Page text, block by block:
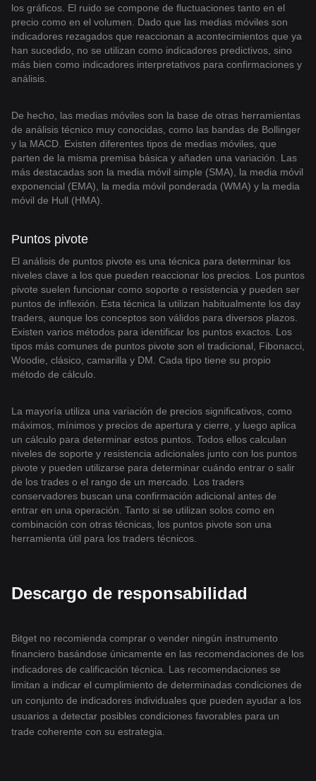
los gráficos. El ruido se compone de fluctuaciones tanto en el
precio como en el volumen. Dado que las medias móviles son
indicadores rezagados que reaccionan a acontecimientos que ya
han sucedido, no se utilizan como indicadores predictivos, sino
más bien como indicadores interpretativos para confirmaciones y
análisis.
De hecho, las medias móviles son la base de otras herramientas
de análisis técnico muy conocidas, como las bandas de Bollinger
y la MACD. Existen diferentes tipos de medias móviles, que
parten de la misma premisa básica y añaden una variación. Las
más destacadas son la media móvil simple (SMA), la media móvil
exponencial (EMA), la media móvil ponderada (WMA) y la media
móvil de Hull (HMA).
Puntos pivote
El análisis de puntos pivote es una técnica para determinar los
niveles clave a los que pueden reaccionar los precios. Los puntos
pivote suelen funcionar como soporte o resistencia y pueden ser
puntos de inflexión. Esta técnica la utilizan habitualmente los day
traders, aunque los conceptos son válidos para diversos plazos.
Existen varios métodos para identificar los puntos exactos. Los
tipos más comunes de puntos pivote son el tradicional, Fibonacci,
Woodie, clásico, camarilla y DM. Cada tipo tiene su propio
método de cálculo.
La mayoría utiliza una variación de precios significativos, como
máximos, mínimos y precios de apertura y cierre, y luego aplica
un cálculo para determinar estos puntos. Todos ellos calculan
niveles de soporte y resistencia adicionales junto con los puntos
pivote y pueden utilizarse para determinar cuándo entrar o salir
de los trades o el rango de un mercado. Los traders
conservadores buscan una confirmación adicional antes de
entrar en una operación. Tanto si se utilizan solos como en
combinación con otras técnicas, los puntos pivote son una
herramienta útil para los traders técnicos.
Descargo de responsabilidad
Bitget no recomienda comprar o vender ningún instrumento
financiero basándose únicamente en las recomendaciones de los
indicadores de calificación técnica. Las recomendaciones se
limitan a indicar el cumplimiento de determinadas condiciones de
un conjunto de indicadores individuales que pueden ayudar a los
usuarios a detectar posibles condiciones favorables para un
trade coherente con su estrategia.